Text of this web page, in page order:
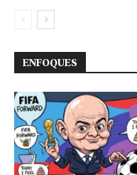
ENFOQUES